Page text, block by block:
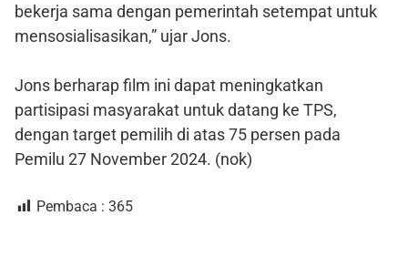
bekerja sama dengan pemerintah setempat untuk
mensosialisasikan,” ujar Jons.
Jons berharap film ini dapat meningkatkan
partisipasi masyarakat untuk datang ke TPS,
dengan target pemilih di atas 75 persen pada
Pemilu 27 November 2024. (nok)
Pembaca : 365